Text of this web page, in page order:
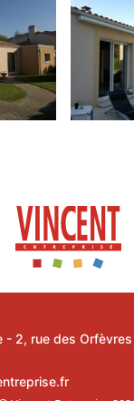
- 2, rue des